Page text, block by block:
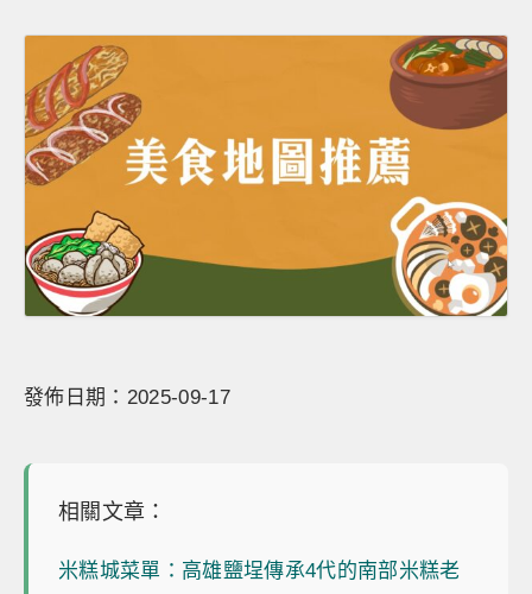
發佈日期：2025-09-17
相關文章：
米糕城菜單：高雄鹽埕傳承4代的南部米糕老